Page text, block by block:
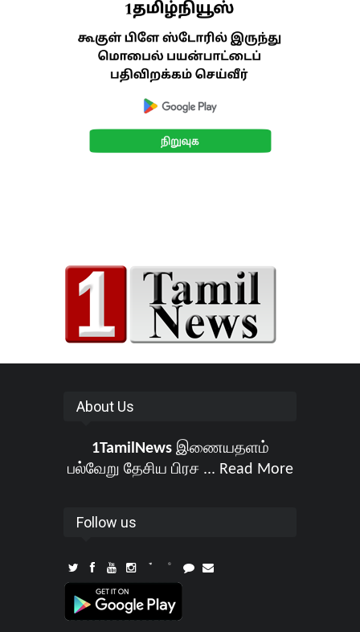
About Us
1TamilNewsஇணையதளம்
பல்வேறு தேசிய பிரச ... Read More
Follow us